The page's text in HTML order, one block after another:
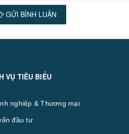
GỬI BÌNH LUẬN
VỤ TIÊU BIỂU
nghiệp & Thương mại
đầu tư